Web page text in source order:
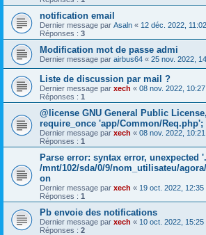
notification email
Dernier message par Asaln « 12 déc. 2022, 11:02
Réponses : 3
Modification mot de passe admi
Dernier message par airbus64 « 25 nov. 2022,
Liste de discussion par mail ?
Dernier message par xech « 08 nov. 2022, 10:27
Réponses : 1
@license GNU General Public
require_once 'app/Common/Req.php';
Dernier message par xech « 08 nov. 2022, 10:21
Réponses : 1
Parse error: syntax error, unexpected
/mnt/102/sda/0/9/nom_utilisateu/
on
Dernier message par xech « 19 oct. 2022, 12:35
Réponses : 1
Pb envoie des notifications
Dernier message par xech « 10 oct. 2022, 15:25
Réponses : 2